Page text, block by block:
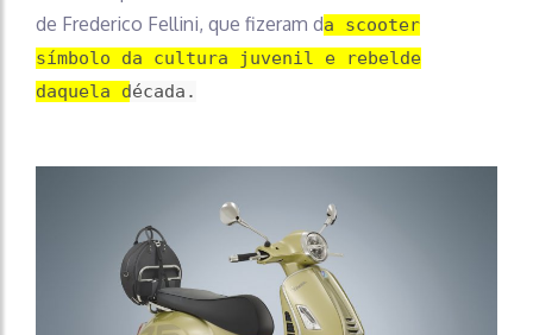
de Frederico Fellini, que fizeram da scooter
símbolo da cultura juvenil e rebelde
daquela década.